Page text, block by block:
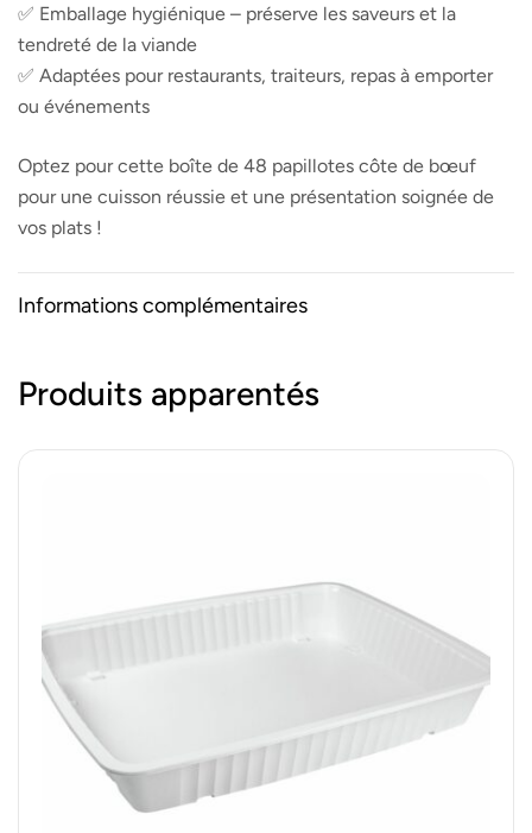
✅ Emballage hygiénique – préserve les saveurs et la
tendreté de la viande
✅ Adaptées pour restaurants, traiteurs, repas à emporter
ou événements
Optez pour cette boîte de 48 papillotes côte de bœuf
pour une cuisson réussie et une présentation soignée de
vos plats !
Informations complémentaires
Produits apparentés